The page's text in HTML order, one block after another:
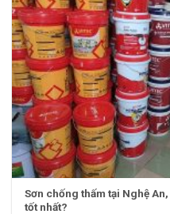
Sơn chống thấm tại Nghệ
tốt nhất?